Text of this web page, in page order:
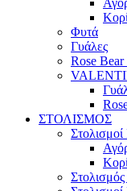
Φυτά
Γυάλες
Rose
ΣΤΟΛΙΣΜΟΣ